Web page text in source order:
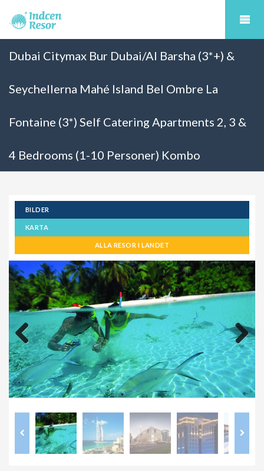
Dubai Citymax Bur Dubai/Al Barsha (3*+) &
Seychellerna Mahé Island Bel Ombre La
Fontaine (3*) Self Catering Apartments 2, 3 &
4 Bedrooms (1-10 Personer) Kombo
BILDER
KARTA
ALLA RESOR I LANDET
Previous Next